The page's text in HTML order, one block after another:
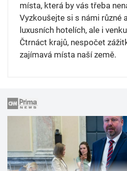
místa, která by vás třeba
Vyzkoušejte si s námi různé
luxusních hotelích, ale i
Čtrnáct krajů, nespočet
zajímavá místa naší země.